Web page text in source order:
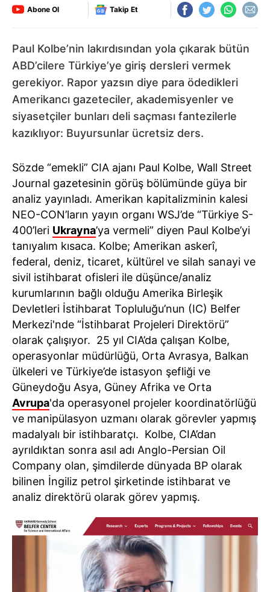
Abone Ol Takip Et
Paul Kolbe’nin lakırdısından yola çıkarak bütün
ABD’cilere Türkiye’ye giriş dersleri vermek
gerekiyor. Rapor yazsın diye para ödedikleri
Amerikancı gazeteciler, akademisyenler ve
siyasetçiler bunları deli saçması fantezilerle
kazıklıyor: Buyursunlar ücretsiz ders.
Sözde “emekli” CIA ajanı Paul Kolbe, Wall Street
Journal gazetesinin görüş bölümünde güya bir
analiz yayınladı. Amerikan kapitalizminin kalesi
NEO-CON’ların yayın organı WSJ’de “Türkiye S-
400’leri Ukrayna’ya vermeli” diyen Paul Kolbe’yi
tanıyalım kısaca. Kolbe; Amerikan askerî,
federal, deniz, ticaret, kültürel ve silah sanayi ve
sivil istihbarat ofisleri ile düşünce/analiz
kurumlarının bağlı olduğu Amerika Birleşik
Devletleri İstihbarat Topluluğu’nun (IC) Belfer
Merkezi'nde “İstihbarat Projeleri Direktörü”
olarak çalışıyor. 25 yıl CIA’da çalışan Kolbe,
operasyonlar müdürlüğü, Orta Avrasya, Balkan
ülkeleri ve Türkiye’de istasyon şefliği ve
Güneydoğu Asya, Güney Afrika ve Orta
Avrupa'da operasyonel projeler koordinatörlüğü
ve manipülasyon uzmanı olarak görevler yapmış
madalyalı bir istihbaratçı. Kolbe, CIA’dan
ayrıldıktan sonra asıl adı Anglo-Persian Oil
Company olan, şimdilerde dünyada BP olarak
bilinen İngiliz petrol şirketinde istihbarat ve
analiz direktörü olarak görev yapmış.